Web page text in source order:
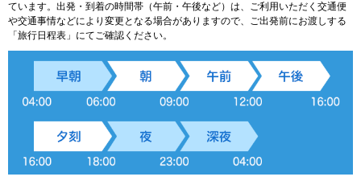
ています。出発・到着の時間帯（午前・午後など）は、ご利用いただく交通便
や交通事情などにより変更となる場合がありますので、ご出発前にお渡しする
「旅行日程表」にてご確認ください。